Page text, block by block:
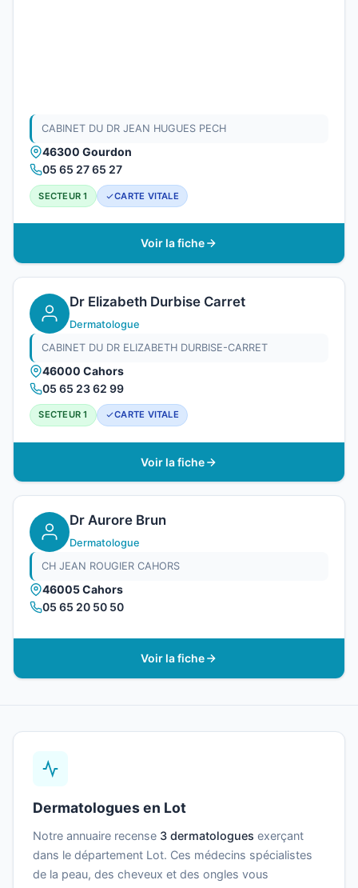
CABINET DU DR JEAN HUGUES PECH
46300 Gourdon
05 65 27 65 27
SECTEUR 1 CARTE VITALE
Voir la fiche
Dr Elizabeth Durbise Carret
Dermatologue
CABINET DU DR ELIZABETH DURBISE-CARRET
46000 Cahors
05 65 23 62 99
SECTEUR 1 CARTE VITALE
Voir la fiche
Dr Aurore Brun
Dermatologue
CH JEAN ROUGIER CAHORS
46005 Cahors
05 65 20 50 50
Voir la fiche
Dermatologues en Lot
Notre annuaire recense 3 dermatologues exerçant
dans le département Lot. Ces médecins spécialistes
de la peau, des cheveux et des ongles vous